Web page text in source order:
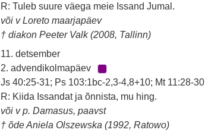
R: Tuleb suure väega meie Issand Jumal.
või v Loreto maarjapäev
† diakon Peeter Valk (2008, Tallinn)
11. detsember
2. advendikolmapäev
Js 40:25-31; Ps 103:1bc-2,3-4,8+10; Mt 11:28-30
R: Kiida Issandat ja õnnista, mu hing.
või v p. Damasus, paavst
† õde Aniela Olszewska (1992, Ratowo)